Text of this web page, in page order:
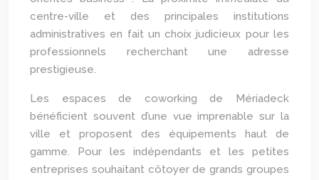
centre-ville et des principales institutions
administratives en fait un choix judicieux pour les
professionnels recherchant une adresse
prestigieuse.
Les espaces de coworking de Mériadeck
bénéficient souvent d’une vue imprenable sur la
ville et proposent des équipements haut de
gamme. Pour les indépendants et les petites
entreprises souhaitant côtoyer de grands groupes